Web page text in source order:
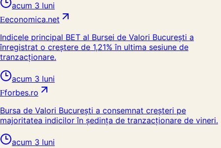
acum 3 luni
Eeconomica.net
Indicele principal BET al Bursei de Valori București a
înregistrat o creștere de 1,21% în ultima sesiune de
tranzacționare.
acum 3 luni
Fforbes.ro
Bursa de Valori București a consemnat creșteri pe
majoritatea indicilor în ședința de tranzacționare de vineri.
acum 3 luni